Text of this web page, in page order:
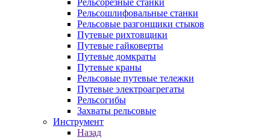
Рельсорезные станки
Рельсошлифовальные станки
Рельсовые разгонщики стыков
Путевые рихтовщики
Путевые гайковерты
Путевые домкраты
Путевые краны
Рельсовые путевые тележки
Путевые электроагрегаты
Рельсогибы
Захваты рельсовые
Инструмент
Назад